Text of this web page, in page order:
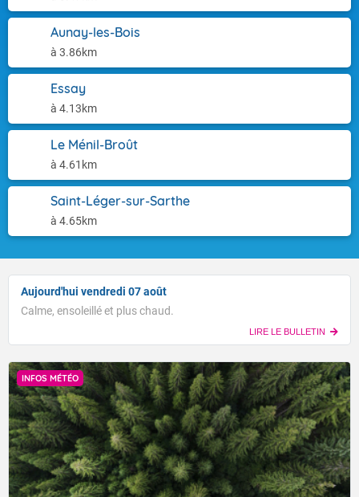
Aunay-les-Bois
à 3.86km
Essay
à 4.13km
Le Ménil-Broût
à 4.61km
Saint-Léger-sur-Sarthe
à 4.65km
Aujourd'hui vendredi 07 août
Calme, ensoleillé et plus chaud.
LIRE LE BULLETIN
INFOS MÉTÉO